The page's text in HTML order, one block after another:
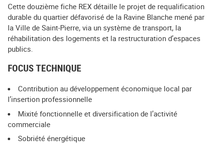
Cette douzième fiche REX détaille le projet de requalification
durable du quartier défavorisé de la Ravine Blanche mené par
la Ville de Saint-Pierre, via un système de transport, la
réhabilitation des logements et la restructuration d’espaces
publics.
FOCUS TECHNIQUE
Contribution au développement économique local par
l’insertion professionnelle
Mixité fonctionnelle et diversification de l’activité
commerciale
Sobriété énergétique